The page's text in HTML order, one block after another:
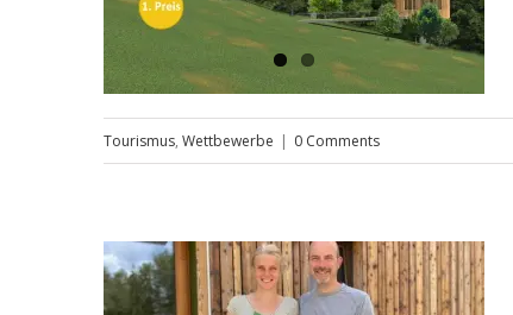
retter
Tourismus, Wettbewerbe | 0 Comments